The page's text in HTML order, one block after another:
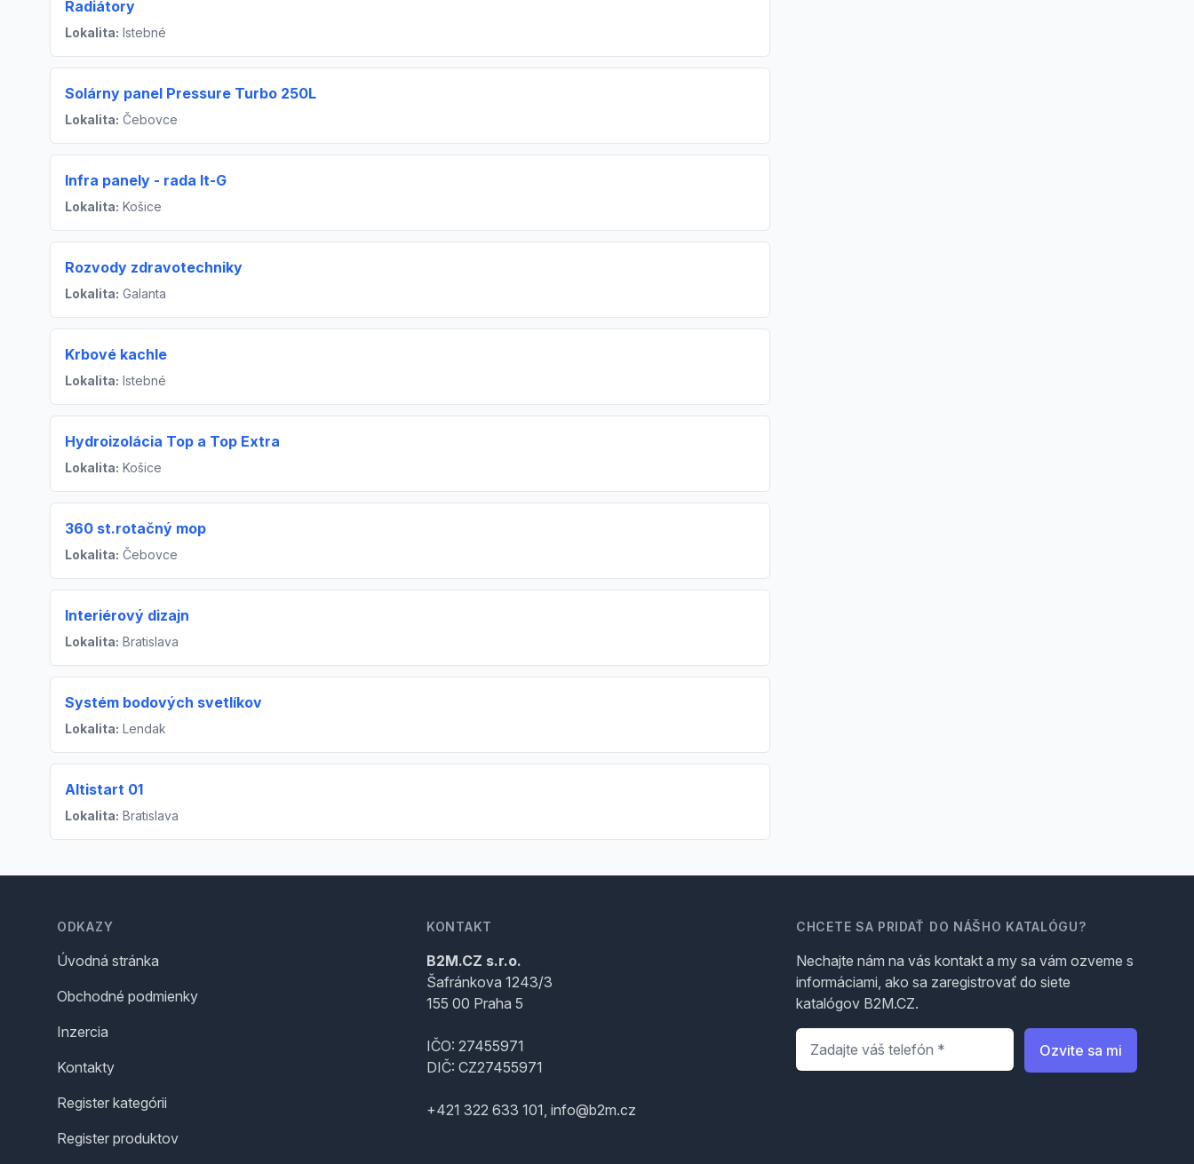
Radiátory
Lokalita: Istebné
Solárny panel Pressure Turbo 250L
Lokalita: Čebovce
Infra panely - rada It-G
Lokalita: Košice
Rozvody zdravotechniky
Lokalita: Galanta
Krbové kachle
Lokalita: Istebné
Hydroizolácia Top a Top Extra
Lokalita: Košice
360 st.rotačný mop
Lokalita: Čebovce
Interiérový dizajn
Lokalita: Bratislava
Systém bodových svetlíkov
Lokalita: Lendak
Altistart 01
Lokalita: Bratislava
ODKAZY
Úvodná stránka
Obchodné podmienky
Inzercia
Kontakty
Register kategórii
Register produktov
KONTAKT
B2M.CZ s.r.o.
Šafránkova 1243/3
155 00 Praha 5
IČO: 27455971
DIČ: CZ27455971
+421 322 633 101, info@b2m.cz
CHCETE SA PRIDAŤ DO NÁŠHO KATALÓGU?
Nechajte nám na vás kontakt a my sa vám ozveme s
informáciami, ako sa zaregistrovať do siete
katalógov B2M.CZ.
Telefón
Ozvite sa mi